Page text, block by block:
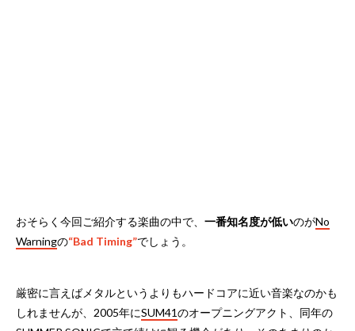
おそらく今回ご紹介する楽曲の中で、 一番知名度が低いのがNo
Warningの“Bad Timing”でしょう。
厳密に言えばメタルというよりもハードコアに近い音楽なのかも
しれませんが、2005年にSUM41のオープニングアクト、同年の